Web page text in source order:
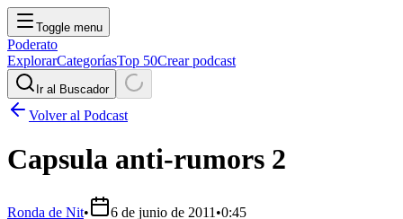
Toggle menu
Poderato
ExplorarCategoríasTop 50Crear podcast
Ir al Buscador
Volver al Podcast
Capsula anti-rumors 2
Ronda de Nit• 6 de junio de 2011 •0:45